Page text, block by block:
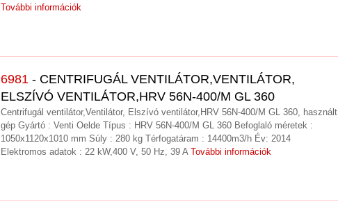
További információk
6981 - CENTRIFUGÁL VENTILÁTOR,VENTILÁTOR,
ELSZÍVÓ VENTILÁTOR,HRV 56N-400/M GL 360
Centrifugál ventilátor,Ventilátor, Elszívó ventilátor,HRV 56N-400/M GL 360, használt
gép Gyártó : Venti Oelde Típus : HRV 56N-400/M GL 360 Befoglaló méretek :
1050x1120x1010 mm Súly : 280 kg Térfogatáram : 14400m3/h Év: 2014
Elektromos adatok : 22 kW,400 V, 50 Hz, 39 A További információk